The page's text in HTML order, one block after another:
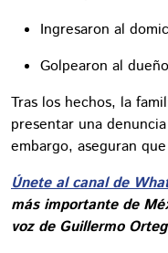
Ingresaron al
Golpearon al
Tras los hechos, la
presentar una
embargo, aseguran
Únete al canal de
más importante de
voz de Guillermo